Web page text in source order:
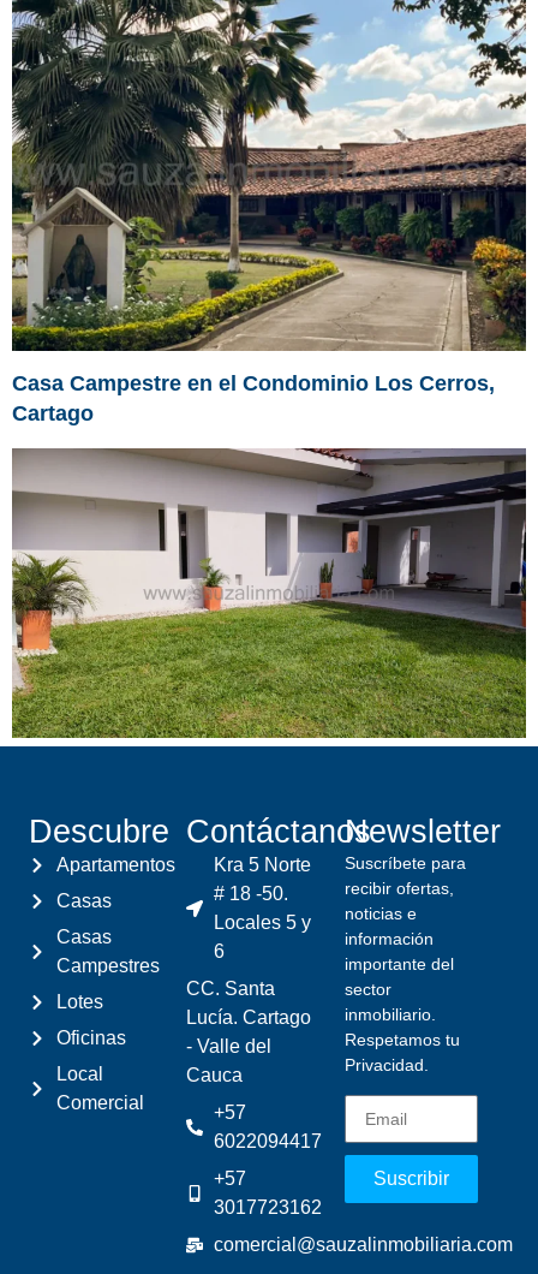
Casa Campestre en el Condominio Los Cerros,
Cartago
Descubre
Apartamentos
Casas
Casas
Campestres
Lotes
Oficinas
Local
Comercial
Contáctanos
Kra 5 Norte
# 18 -50.
Locales 5 y
6
CC. Santa
Lucía. Cartago
- Valle del
Cauca
+57
6022094417
+57
3017723162
comercial@sauzalinmobiliaria.com
Newsletter
Suscríbete para
recibir ofertas,
noticias e
información
importante del
sector
inmobiliario.
Respetamos tu
Privacidad.
Suscribir